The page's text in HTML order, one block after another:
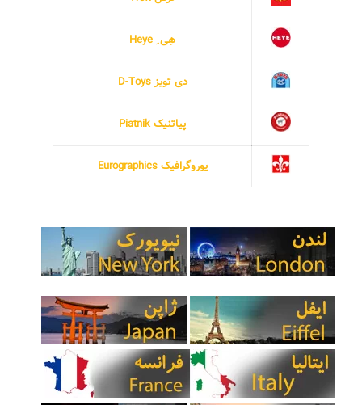
هِی ِ Heye
دی تویز D-Toys
پیاتنیک Piatnik
یوروگرافیک Eurographics